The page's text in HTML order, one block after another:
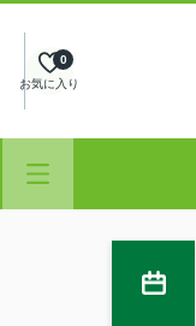
お気に入り
0